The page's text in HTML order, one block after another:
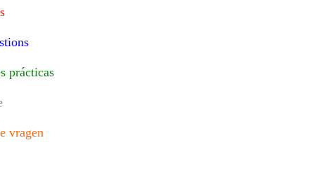
prácticas
vragen